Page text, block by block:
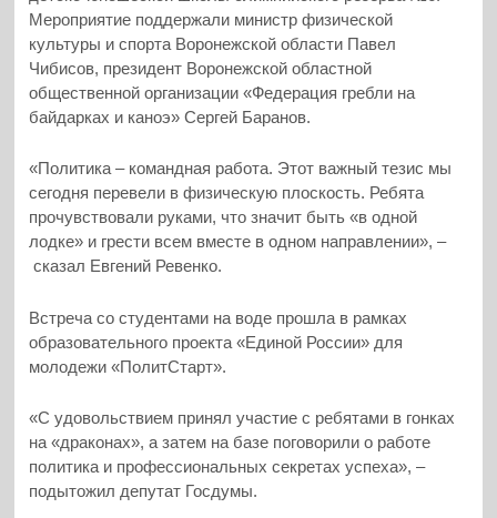
Мероприятие поддержали министр физической
культуры и спорта Воронежской области Павел
Чибисов, президент Воронежской областной
общественной организации «Федерация гребли на
байдарках и каноэ» Сергей Баранов.
«Политика – командная работа. Этот важный тезис мы
сегодня перевели в физическую плоскость. Ребята
прочувствовали руками, что значит быть «в одной
лодке» и грести всем вместе в одном направлении», –
сказал Евгений Ревенко.
Встреча со студентами на воде прошла в рамках
образовательного проекта «Единой России» для
молодежи «ПолитСтарт».
«С удовольствием принял участие с ребятами в гонках
на «драконах», а затем на базе поговорили о работе
политика и профессиональных секретах успеха», –
подытожил депутат Госдумы.